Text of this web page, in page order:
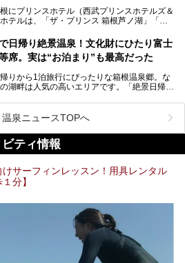
サウナや岩盤浴、一日中遊べるエンタメ施設
”を味わえるスーパー銭湯が数多く揃っていま
も多いはず。
神奈川県内の人気施設26選を「安さ」「岩
ど、目的別に厳選して紹介します。
たりの施設を見つけて、最高のリフレッシュ
にプリンスホテル（西武プリンスホテルズ＆
テルは、「ザ・プリンス 箱根芦ノ湖」「芦
プリンスホテル」と4軒あり、今回ご紹介する
ス 箱根芦ノ湖」は、その中でもフラッグシッ
置づけられる特別なホテルです。
表する建築家の一人、村野藤吾が芦ノ湖の畔
のようなホテルがここ。自家源泉の温泉や、
社西武・プリンスホテルズワールドワイド
プリンス 箱根芦ノ湖のPR記事です。
で日帰り絶景温泉！文化財にひたり富士
席。実は“お泊まり”も最高だった
りから1泊旅行にぴったりな箱根温泉郷。な
湖畔は人気の高いエリアです。「絶景日帰り
に眺望自慢の日帰り温泉。
全24室の「箱根 芦ノ湖畔蛸川温泉 龍宮殿」と
ます。宿泊者は「龍宮殿本館」の営業時間に
からの宿泊者専用時間帯にも「龍宮殿本館」
できます。
泉としての「絶景日帰り温泉 龍宮殿本館
本館）」と、旅館としての「箱根 芦ノ湖畔
（以下、龍宮殿）」の両方の魅力をたっぷ
！
社、九頭龍神社、白龍神社、箱根元宮と箱根の
まれたパワースポットです。
会社西武・プリンスホテルズワールドワイド
温泉ニュースTOPへ
ティ情報
けサーフィンレッスン！用具レンタル
分】